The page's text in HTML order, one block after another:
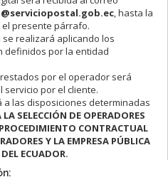
, hasta la
presente párrafo.
realizará aplicando los
definidos por la entidad
por el operador será
servicio por el cliente.
a las disposiciones determinadas
SELECCIÓN DE OPERADORES
CONTRACTUAL
Y LA EMPRESA PÚBLICA
ECUADOR.